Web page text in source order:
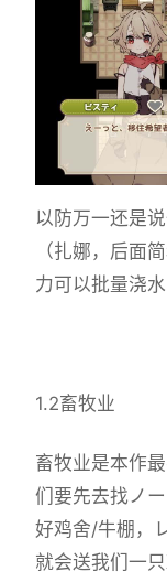
以防万一还是
（扎娜，后面
力可以批量浇
1.2畜牧业
畜牧业是本作
们要先去找ノ
好鸡舍/牛棚，
就会送我们一